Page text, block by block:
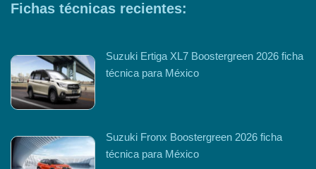
Fichas técnicas recientes:
Suzuki Ertiga XL7 Boostergreen 2026 ficha
técnica para México
Suzuki Fronx Boostergreen 2026 ficha
técnica para México